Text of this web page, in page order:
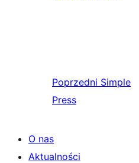
Poprzedni Simple
Press
O nas
Aktualności